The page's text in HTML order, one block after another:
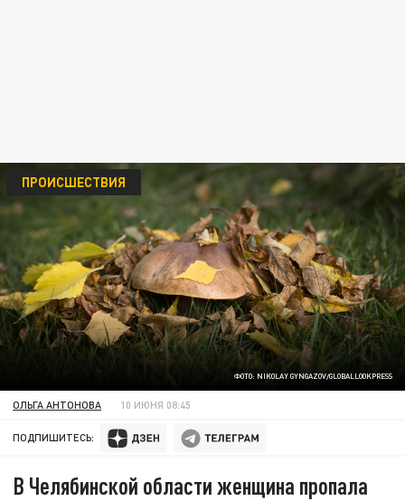
ФОТО: NIKOLAY GYNGAZOV/GLOBALLOOKPRESS
ПРОИСШЕСТВИЯ
ОЛЬГА АНТОНОВА 10 ИЮНЯ 08:45
ПОДПИШИТЕСЬ:
В Челябинской области женщина пропала